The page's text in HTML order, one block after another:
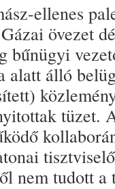
ellenes
övezet
bűnügyi
alatt álló
tüzet.
nem tudott a